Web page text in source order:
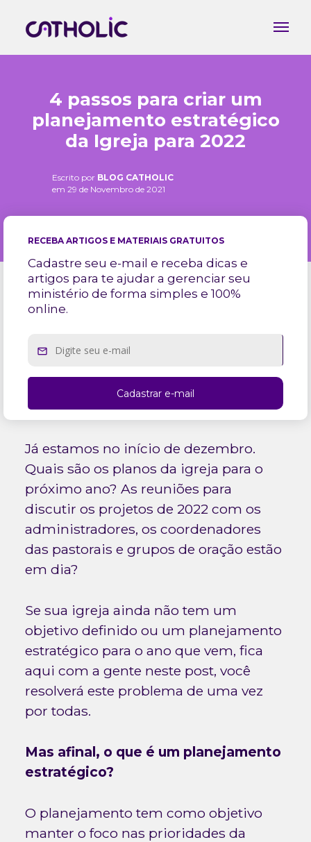
4 passos para criar um
planejamento estratégico
da Igreja para 2022
Escrito por BLOG CATHOLIC
em 29 de Novembro de 2021
RECEBA ARTIGOS E MATERIAIS GRATUITOS
Cadastre seu e-mail e receba dicas e
artigos para te ajudar a gerenciar seu
ministério de forma simples e 100%
online.
Já estamos no início de dezembro.
Quais são os planos da igreja para o
próximo ano? As reuniões para
discutir os projetos de 2022 com os
administradores, os coordenadores
das pastorais e grupos de oração estão
em dia?
Se sua igreja ainda não tem um
objetivo definido ou um planejamento
estratégico para o ano que vem, fica
aqui com a gente neste post, você
resolverá este problema de uma vez
por todas.
Mas afinal, o que é um planejamento
estratégico?
O planejamento tem como objetivo
manter o foco nas prioridades da